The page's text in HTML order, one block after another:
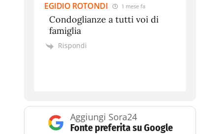
EGIDIO ROTONDI 1 mese fa
Condoglianze a tutti voi di
famiglia
Rispondi
Aggiungi Sora24
Fonte preferita su Google